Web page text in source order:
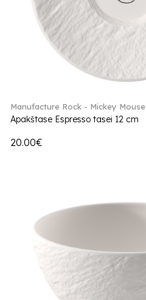
Manufacture Rock - Mickey Mouse
Apakštase Espresso tasei 12 cm
20.00€